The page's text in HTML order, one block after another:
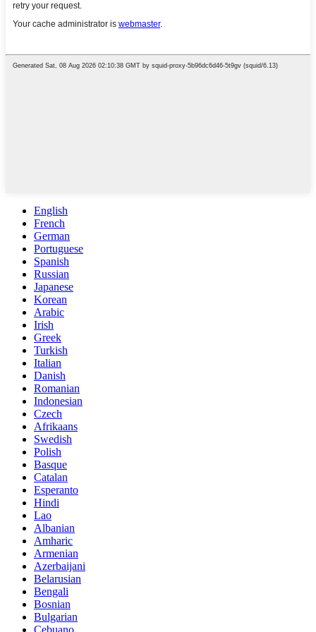
English
French
German
Portuguese
Spanish
Russian
Japanese
Korean
Arabic
Irish
Greek
Turkish
Italian
Danish
Romanian
Indonesian
Czech
Afrikaans
Swedish
Polish
Basque
Catalan
Esperanto
Hindi
Lao
Albanian
Amharic
Armenian
Azerbaijani
Belarusian
Bengali
Bosnian
Bulgarian
Cebuano